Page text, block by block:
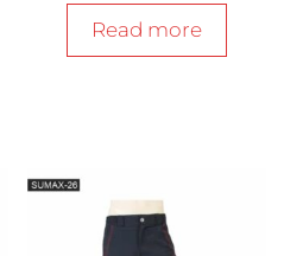
Read more